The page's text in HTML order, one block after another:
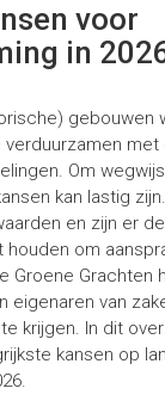
voor
in
gebouwen
Om
kan lastig
en zijn er
om
Groene Grachten
eigenaren van
krijgen. In dit
kansen op